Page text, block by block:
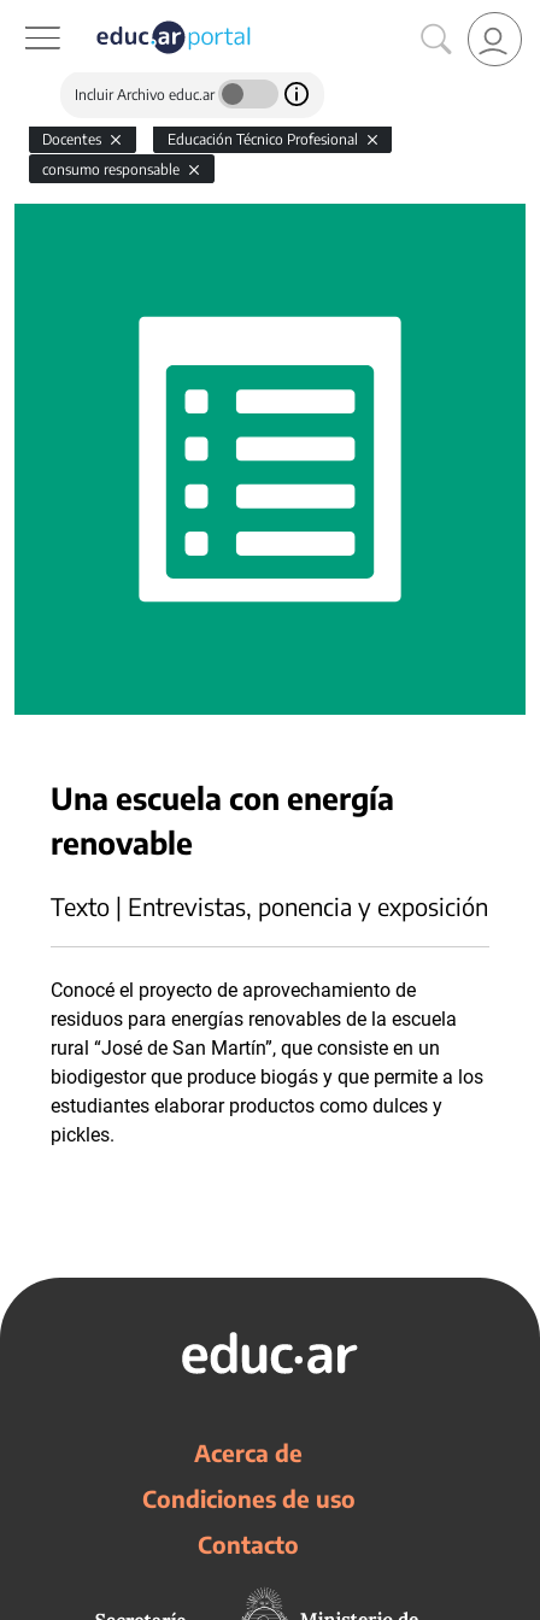
Incluir Archivo educ.ar
Docentes
Educación Técnico Profesional
consumo responsable
Una escuela con energía
renovable
Texto | Entrevistas, ponencia y exposición
Conocé el proyecto de aprovechamiento de
residuos para energías renovables de la escuela
rural “José de San Martín”, que consiste en un
biodigestor que produce biogás y que permite a los
estudiantes elaborar productos como dulces y
pickles.
Acerca de
Condiciones de uso
Contacto